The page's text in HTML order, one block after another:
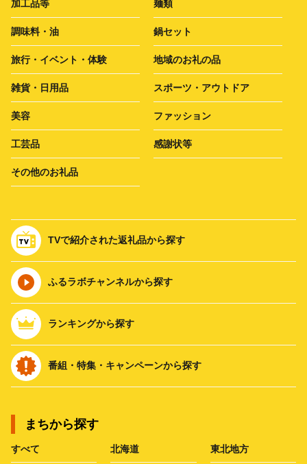
加工品等 麺類
調味料・油 鍋セット
旅行・イベント・体験 地域のお礼の品
雑貨・日用品 スポーツ・アウトドア
美容 ファッション
工芸品 感謝状等
その他のお礼品
TVで紹介された返礼品から探す
ふるラボチャンネルから探す
ランキングから探す
番組・特集・キャンペーンから探す
まちから探す
すべて 北海道 東北地方